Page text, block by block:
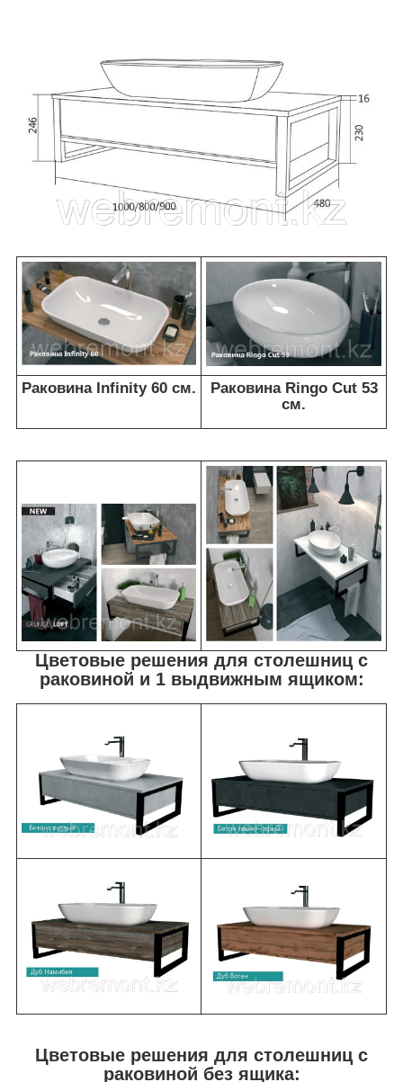
Раковина Infinity 60 см.
Раковина Ringo Cut 53
см.
Цветовые решения для столешниц с
раковиной и 1 выдвижным ящиком:
Цветовые решения для столешниц с
раковиной без ящика: